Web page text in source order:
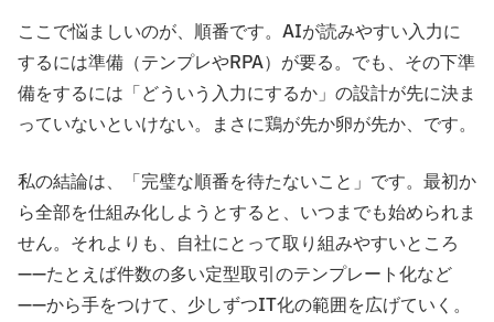
ここで悩ましいのが、順番です。AIが読みやすい入力に
するには準備（テンプレやRPA）が要る。でも、その下準
備をするには「どういう入力にするか」の設計が先に決ま
っていないといけない。まさに鶏が先か卵が先か、です。
私の結論は、「完璧な順番を待たないこと」です。最初か
ら全部を仕組み化しようとすると、いつまでも始められま
せん。それよりも、自社にとって取り組みやすいところ
——たとえば件数の多い定型取引のテンプレート化など
——から手をつけて、少しずつIT化の範囲を広げていく。